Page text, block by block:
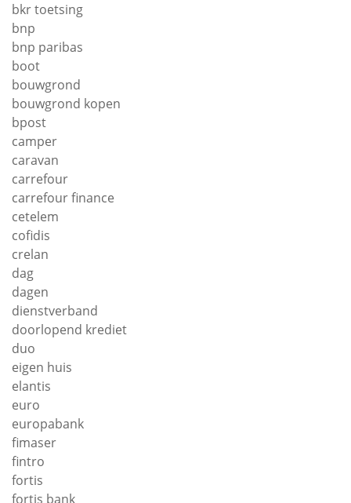
bkr toetsing
bnp
bnp paribas
boot
bouwgrond
bouwgrond kopen
bpost
camper
caravan
carrefour
carrefour finance
cetelem
cofidis
crelan
dag
dagen
dienstverband
doorlopend krediet
duo
eigen huis
elantis
euro
europabank
fimaser
fintro
fortis
fortis bank